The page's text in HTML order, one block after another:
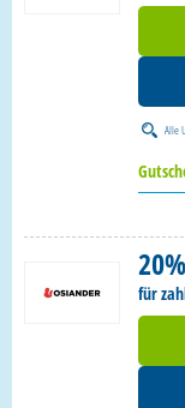
Alle
für